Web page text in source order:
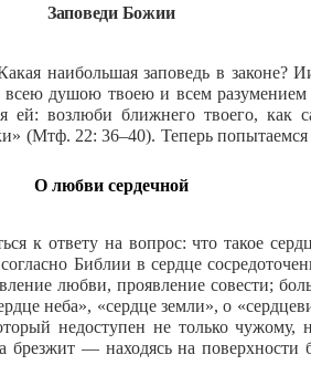
Заповеди Божии
наибольшая заповедь в законе?
душою твоею и всем разумением
ей: возлюби ближнего твоего, как
(Мтф. 22: 36–40). Теперь попытаемся
О любви сердечной
к ответу на вопрос: что такое
Библии в сердце
любви, проявление совести;
неба», «сердце земли», о
недоступен не только чужому,
— находясь на поверхности